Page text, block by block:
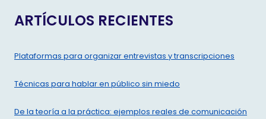
ARTÍCULOS RECIENTES
Plataformas para organizar entrevistas y transcripciones
Técnicas para hablar en público sin miedo
De la teoría a la práctica: ejemplos reales de comunicación